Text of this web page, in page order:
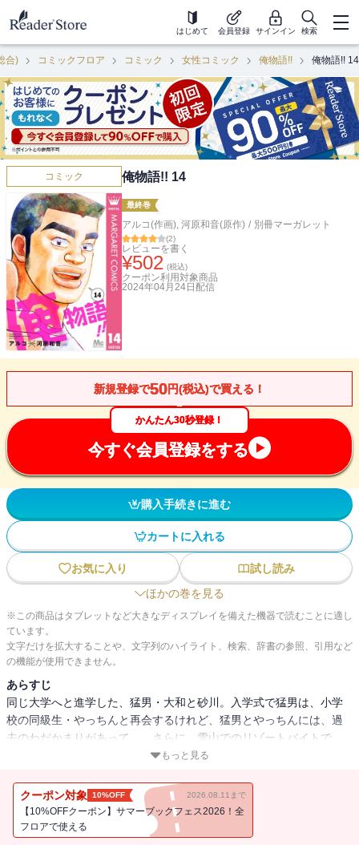
はじめて 会員登録 サインイン 検索
合) コミックフロア コミック 女性コミック 俺物語!! 俺物語!! 14
コミック 俺物語!! 14
最終巻
アルコ(作画), 河原和音(原作) / 別冊マーガレット
(2)
レビューを書く
¥502 (税込)
クーポン利用対象商品
2024年04月24日 配信
新規登録で50円(税込)で買える！
かんたん30秒登録！
今すぐ会員登録をする
購入手続きに進む
カートに入れる
お気に入り
試し読み
ほかの巻を見る
※この商品はタブレットなど大きなディスプレイを備えた機器で読むことに適し
ています。
文字だけを拡大することや、文字列のハイライト、検索、辞書の参照、引用など
の機能が使用できません。
あらすじ
同じ大学へと進学した、猛男・大和と砂川。入学式で猛男は、小学
校の同級生・やっちんと再会するけれど、猛男とやっちんには、過
去のわだかまりがあって…。さらに、雪山でのリゾートバイトで
は、怪しげなペンションで事件が発生し…!? 猛男たちの大学生活を
もっと見る
クーポン対象 10%OFF 2026.08.11まで
【10%OFFクーポン】サマーブックフェス2026！全
フロアで使える